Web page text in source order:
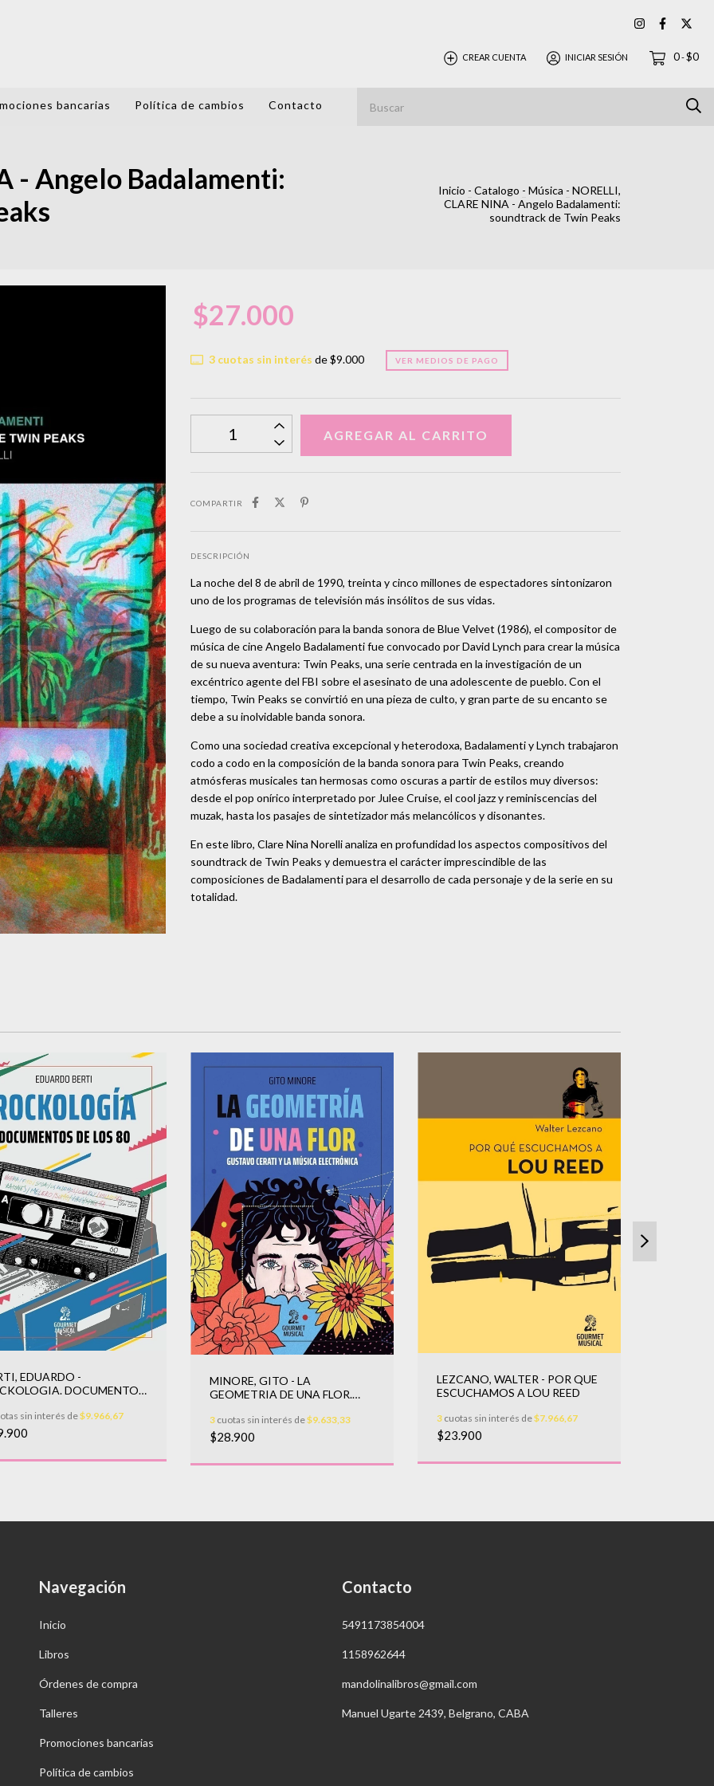
CREAR CUENTA INICIAR SESIÓN 0-$0
bancarias Política de cambios Contacto
- Angelo Badalamenti:
Inicio - Catalogo - Música - NORELLI,
CLARE NINA - Angelo Badalamenti:
soundtrack de Twin Peaks
$27.000
3cuotas sin interés de$9.000 VER MEDIOS DE PAGO
COMPARTIR
DESCRIPCIÓN
La noche del 8 de abril de 1990, treinta y cinco millones de espectadores sintonizaron
uno de los programas de televisión más insólitos de sus vidas.
Luego de su colaboración para la banda sonora de Blue Velvet (1986), el compositor de
música de cine Angelo Badalamenti fue convocado por David Lynch para crear la música
de su nueva aventura: Twin Peaks, una serie centrada en la investigación de un
excéntrico agente del FBI sobre el asesinato de una adolescente de pueblo. Con el
tiempo, Twin Peaks se convirtió en una pieza de culto, y gran parte de su encanto se
debe a su inolvidable banda sonora.
Como una sociedad creativa excepcional y heterodoxa, Badalamenti y Lynch trabajaron
codo a codo en la composición de la banda sonora para Twin Peaks, creando
atmósferas musicales tan hermosas como oscuras a partir de estilos muy diversos:
desde el pop onírico interpretado por Julee Cruise, el cool jazz y reminiscencias del
muzak, hasta los pasajes de sintetizador más melancólicos y disonantes.
En este libro, Clare Nina Norelli analiza en profundidad los aspectos compositivos del
soundtrack de Twin Peaks y demuestra el carácter imprescindible de las
composiciones de Badalamenti para el desarrollo de cada personaje y de la serie en su
totalidad.
EDUARDO -
DOCUMENTOS
sin interés de$9.966,67
MINORE, GITO - LA
GEOMETRIA DE UNA FLOR.
3 cuotas sin interés de$9.633,33
$28.900
LEZCANO, WALTER - POR QUE
ESCUCHAMOS A LOU REED
3 cuotas sin interés de$7.966,67
$23.900
Navegación
Inicio
Libros
Órdenes de compra
Talleres
Promociones bancarias
Política de cambios
Contacto
5491173854004
1158962644
mandolinalibros@gmail.com
Manuel Ugarte 2439, Belgrano, CABA